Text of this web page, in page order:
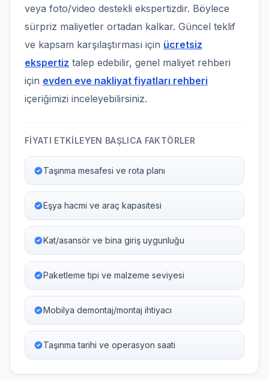
veya foto/video destekli ekspertizdir. Böylece
sürpriz maliyetler ortadan kalkar. Güncel teklif
ve kapsam karşılaştırması için ücretsiz
ekspertiz talep edebilir, genel maliyet rehberi
için evden eve nakliyat fiyatları rehberi
içeriğimizi inceleyebilirsiniz.
FIYATI ETKILEYEN BAŞLICA FAKTÖRLER
Taşınma mesafesi ve rota planı
Eşya hacmi ve araç kapasitesi
Kat/asansör ve bina giriş uygunluğu
Paketleme tipi ve malzeme seviyesi
Mobilya demontaj/montaj ihtiyacı
Taşınma tarihi ve operasyon saati